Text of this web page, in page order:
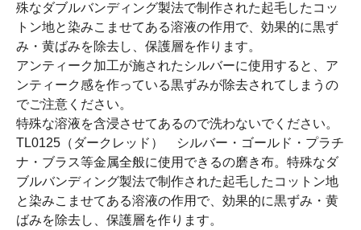
殊なダブルバンディング製法で制作された起毛したコッ
トン地と染みこませてある溶液の作用で、効果的に黒ず
み・黄ばみを除去し、保護層を作ります。
アンティーク加工が施されたシルバーに使用すると、ア
ンティーク感を作っている黒ずみが除去されてしまうの
でご注意ください。
特殊な溶液を含浸させてあるので洗わないでください。
TL0125（ダークレッド） シルバー・ゴールド・プラチ
ナ・ブラス等金属全般に使用できるの磨き布。特殊なダ
ブルバンディング製法で制作された起毛したコットン地
と染みこませてある溶液の作用で、効果的に黒ずみ・黄
ばみを除去し、保護層を作ります。